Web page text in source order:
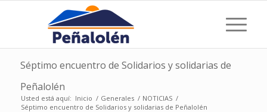
Séptimo encuentro de Solidarios y solidarias de
Peñalolén
Usted está aquí: Inicio / Generales / NOTICIAS /
Séptimo encuentro de Solidarios y solidarias de Peñalolén